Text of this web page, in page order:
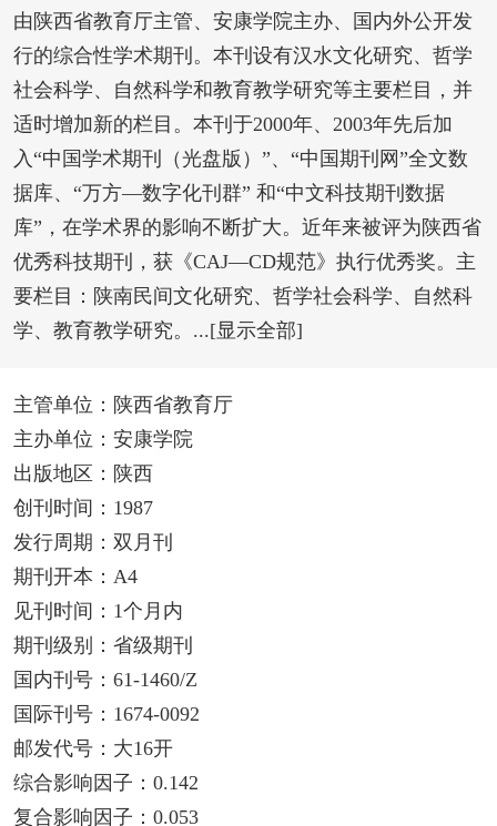
由陕西省教育厅主管、安康学院主办、国内外公开发
行的综合性学术期刊。本刊设有汉水文化研究、哲学
社会科学、自然科学和教育教学研究等主要栏目，并
适时增加新的栏目。本刊于2000年、2003年先后加
入“中国学术期刊（光盘版）”、“中国期刊网”全文数
据库、“万方—数字化刊群” 和“中文科技期刊数据
库”，在学术界的影响不断扩大。近年来被评为陕西省
优秀科技期刊，获《CAJ—CD规范》执行优秀奖。主
要栏目：陕南民间文化研究、哲学社会科学、自然科
学、教育教学研究。...[显示全部]
主管单位：陕西省教育厅
主办单位：安康学院
出版地区：陕西
创刊时间：1987
发行周期：双月刊
期刊开本：A4
见刊时间：1个月内
期刊级别：省级期刊
国内刊号：61-1460/Z
国际刊号：1674-0092
邮发代号：大16开
综合影响因子：0.142
复合影响因子：0.053